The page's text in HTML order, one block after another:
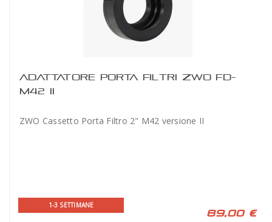
ADATTATORE PORTA FILTRI ZWO FD-
M42 II
ZWO Cassetto Porta Filtro 2" M42 versione II
1-3 SETTIMANE
89,00 €